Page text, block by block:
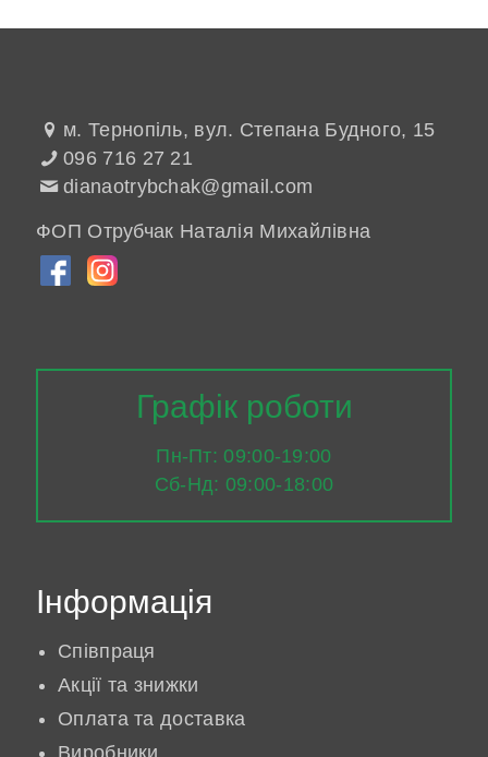
м. Тернопіль, вул. Степана Будного, 15
096 716 27 21
dianaotrybchak@gmail.com
ФОП Отрубчак Наталія Михайлівна
Графік роботи
Пн-Пт: 09:00-19:00
Сб-Нд: 09:00-18:00
Інформація
Співпраця
Акції та знижки
Оплата та доставка
Виробники